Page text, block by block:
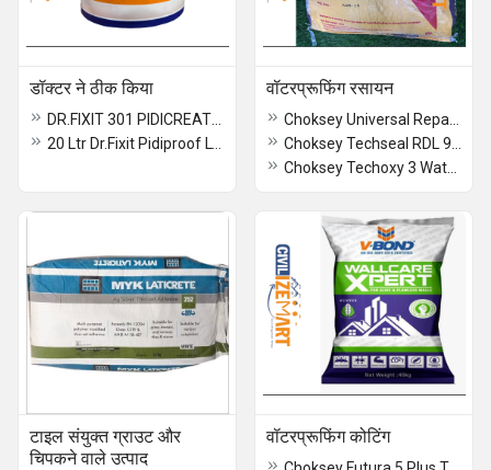
डॉक्टर ने ठीक किया वॉटरप्रूफिंग रसायन
टाइल संयुक्त ग्राउट और
चिपकने वाले उत्पाद
वॉटरप्रूफिंग कोटिंग